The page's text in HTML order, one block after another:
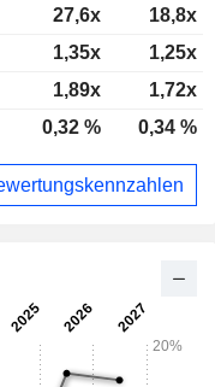
27,6x
18,8x
1,35x
1,25x
1,89x
1,72x
0,32 % 0,34 %